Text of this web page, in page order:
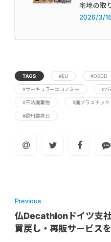
宅地の取
2026/3/
TAGS #EU #OECD
#サーキュラーエコノミー #バ
#不法廃棄物 #廃プラスチック
#欧州委員会
Previous
仏Decathlonドイツ支
買戻し・再販サービス